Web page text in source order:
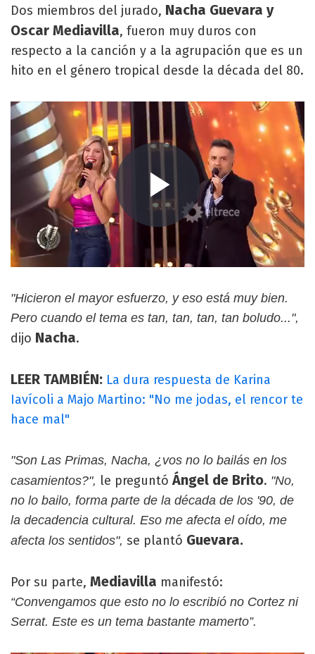
Dos miembros del jurado, Nacha Guevara y
Oscar Mediavilla, fueron muy duros con
respecto a la canción y a la agrupación que es un
hito en el género tropical desde la década del 80.
"Hicieron el mayor esfuerzo, y eso está muy bien.
Pero cuando el tema es tan, tan, tan, tan boludo...",
dijo Nacha.
LEER TAMBIÉN: La dura respuesta de Karina
Iavícoli a Majo Martino: "No me jodas, el rencor te
hace mal"
"Son Las Primas, Nacha, ¿vos no lo bailás en los
casamientos?", le preguntó Ángel de Brito. "No,
no lo bailo, forma parte de la década de los '90, de
la decadencia cultural. Eso me afecta el oído, me
afecta los sentidos", se plantó Guevara.
Por su parte, Mediavilla manifestó:
“Convengamos que esto no lo escribió no Cortez ni
Serrat. Este es un tema bastante mamerto”.